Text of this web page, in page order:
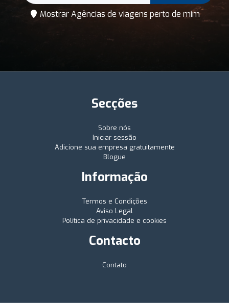
Mostrar Agências de viagens perto de mim
Secções
Sobre nós
Iniciar sessão
Adicione sua empresa gratuitamente
Blogue
Informação
Termos e Condições
Aviso Legal
Política de privacidade e cookies
Contacto
Contato